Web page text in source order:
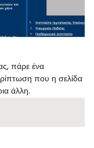
πάρε ένα
που η σελίδα
άλλη.